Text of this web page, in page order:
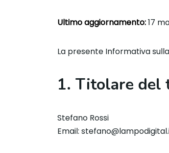
Ultimo aggiornamento:17
La presente Informativa
1. Titolare del
Stefano Rossi
Email: